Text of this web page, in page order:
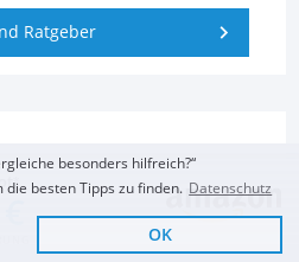
Ratgeber
besonders hilfreich?“
die besten Tipps zu finden. Datenschutz
OK